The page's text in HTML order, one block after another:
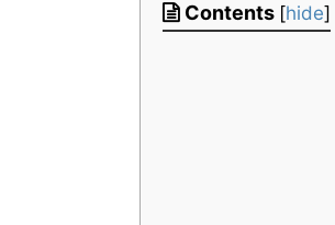
Contents [hide]